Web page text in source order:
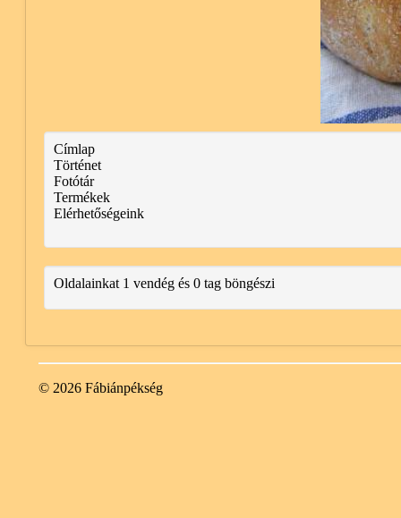
Címlap
Történet
Fotótár
Termékek
Elérhetőségeink
Oldalainkat 1 vendég és 0 tag böngészi
© 2026 Fábiánpékség